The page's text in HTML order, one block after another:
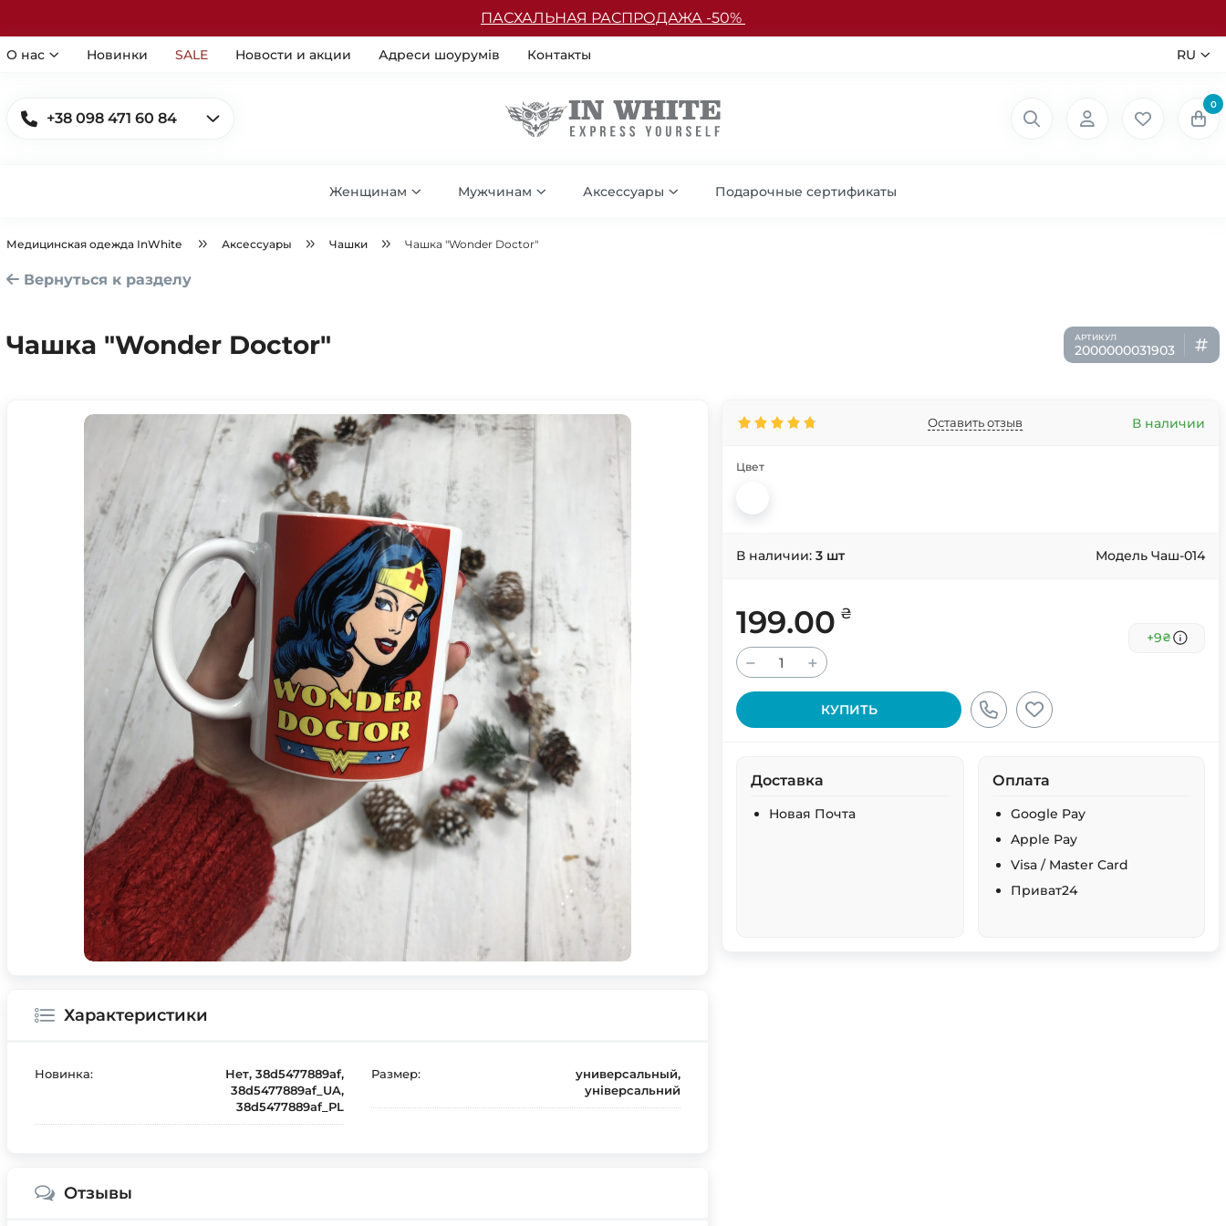
ПАСХАЛЬНАЯ РАСПРОДАЖА -50%
О нас Новинки SALE Новости и акции Адреси шоурумів Контакты RU
+38 098 471 60 84
0
Женщинам Мужчинам Аксессуары Подарочные сертификаты
Медицинская одежда InWhite Аксессуары Чашки Чашка "Wonder Doctor"
Вернуться к разделу
Чашка "Wonder Doctor" 2000000031903
Оставить отзыв В наличии
Цвет
В наличии: 3 шт Модель Чаш-014
199.00 ₴
− +
+9₴
КУПИТЬ
Доставка
Новая Почта
Оплата
Google Pay
Apple Pay
Visa / Master Card
Приват24
Характеристики
Новинка:
Нет, 38d5477889af,
38d5477889af_UA,
38d5477889af_PL
Размер:
универсальный,
універсальний
Отзывы